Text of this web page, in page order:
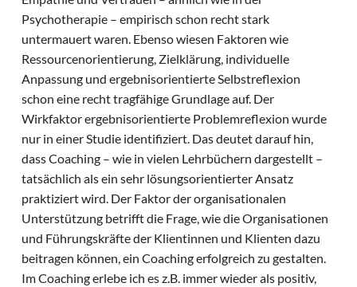
Psychotherapie – empirisch schon recht stark
untermauert waren. Ebenso wiesen Faktoren wie
Ressourcenorientierung, Zielklärung, individuelle
Anpassung und ergebnisorientierte Selbstreflexion
schon eine recht tragfähige Grundlage auf. Der
Wirkfaktor ergebnisorientierte Problemreflexion wurde
nur in einer Studie identifiziert. Das deutet darauf hin,
dass Coaching – wie in vielen Lehrbüchern dargestellt –
tatsächlich als ein sehr lösungsorientierter Ansatz
praktiziert wird. Der Faktor der organisationalen
Unterstützung betrifft die Frage, wie die Organisationen
und Führungskräfte der Klientinnen und Klienten dazu
beitragen können, ein Coaching erfolgreich zu gestalten.
Im Coaching erlebe ich es z.B. immer wieder als positiv,